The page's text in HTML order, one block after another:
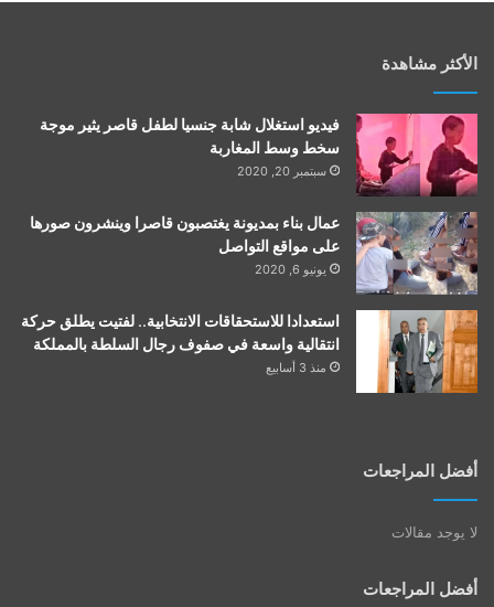
الأكثر مشاهدة
فيديو استغلال شابة جنسيا لطفل قاصر يثير موجة
سخط وسط المغاربة
سبتمبر 20, 2020
عمال بناء بمديونة يغتصبون قاصرا وينشرون صورها
على مواقع التواصل
يونيو 6, 2020
استعدادا للاستحقاقات الانتخابية.. لفتيت يطلق حركة
انتقالية واسعة في صفوف رجال السلطة بالمملكة
منذ 3 أسابيع
أفضل المراجعات
لا يوجد مقالات
أفضل المراجعات